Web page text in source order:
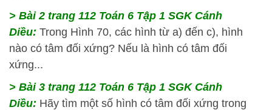
> Bài 2 trang 112 Toán 6 Tập 1 SGK Cánh
Diều: Trong Hình 70, các hình từ a) đến c), hình
nào có tâm đối xứng? Nếu là hình có tâm đối
xứng...
> Bài 3 trang 112 Toán 6 Tập 1 SGK Cánh
Diều: Hãy tìm một số hình có tâm đối xứng trong